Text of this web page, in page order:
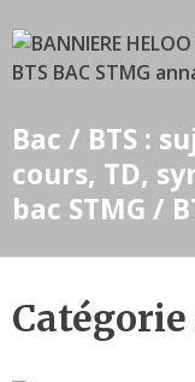
to
content
Bac / BTS :
cours, TD,
bac STMG /
Catégorie